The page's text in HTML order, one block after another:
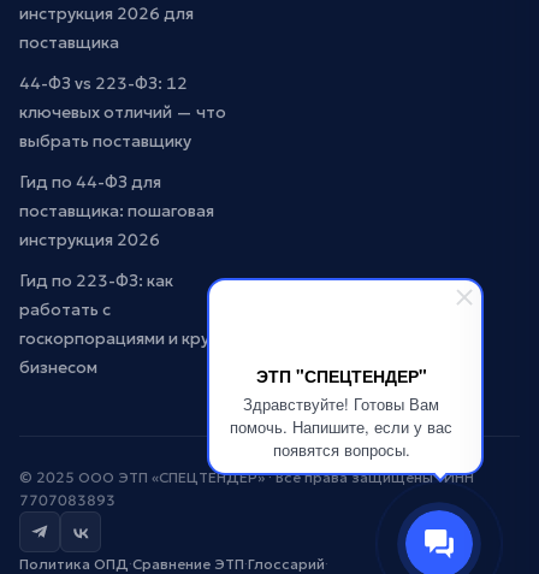
ЭТП "СПЕЦТЕНДЕР"
Здравствуйте! Готовы Вам
помочь. Напишите, если у вас
появятся вопросы.
инструкция 2026 для
поставщика
44-ФЗ vs 223-ФЗ: 12
ключевых отличий — что
выбрать поставщику
Гид по 44-ФЗ для
поставщика: пошаговая
инструкция 2026
Гид по 223-ФЗ: как
работать с
госкорпорациями и крупным
бизнесом
© 2025 ООО ЭТП «СПЕЦТЕНДЕР» · Все права защищены · ИНН
7707083893
Политика ОПД ·Сравнение ЭТП·Глоссарий·